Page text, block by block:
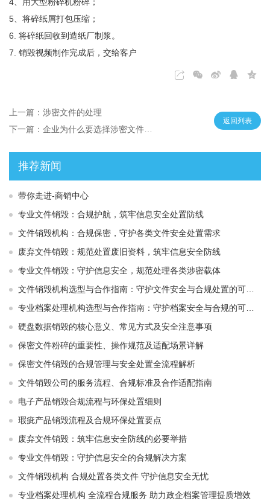
5、将碎纸屑打包压缩；
6. 将碎纸回收到造纸厂制浆。
7. 销毁视频制作完成后，交给客户
上一篇：涉密文件的处理
返回列表
推荐新闻
带你走进-商销中心
专业文件销毁：合规护航，筑牢信息安全处置防线
文件销毁机构：合规保密，守护各类文件安全处置需求
废弃文件销毁：规范处置废旧资料，筑牢信息安全防线
专业文件销毁：守护信息安全，规范处理各类涉密载体
文件销毁机构选型与合作指南：守护文件安全与合规处置的可靠选择
专业档案处理机构选型与合作指南：守护档案安全与合规的可靠伙伴
硬盘数据销毁的核心意义、常见方式及安全注意事项
保密文件粉碎的重要性、操作规范及适配场景详解
保密文件销毁的合规管理与安全处置全流程解析
文件销毁公司的服务流程、合规标准及合作适配指南
电子产品销毁合规流程与环保处置细则
瑕疵产品销毁流程及合规环保处置要点
废弃文件销毁：筑牢信息安全防线的必要举措
专业文件销毁：守护信息安全的合规解决方案
文件销毁机构 合规处置各类文件 守护信息安全无忧
专业档案处理机构 全流程合规服务 助力政企档案管理提质增效